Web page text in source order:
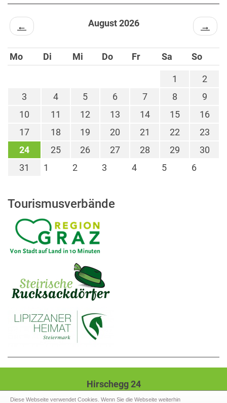
Diese Webseite verwendet Cookies. Wenn Sie die Webseite weiterhin
← August 2026 →
Mo Di Mi Do Fr Sa So
1
2
3
4 5 6 7 8
9
10
11 12 13 14 15
16
17
18 19 20 21 22
23
24
25 26 27 28 29
30
31
1 2 3 4 5 6
Tourismusverbände
Hirschegg 24
8584 Hirschegg-Pack